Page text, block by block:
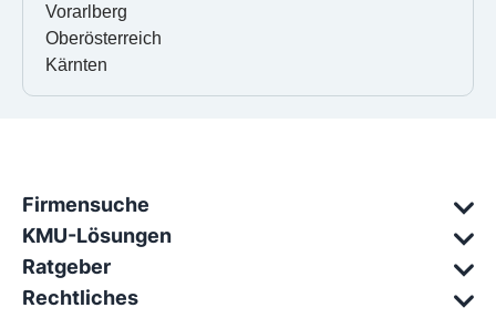
Vorarlberg
Oberösterreich
Kärnten
Firmensuche
KMU-Lösungen
Ratgeber
Rechtliches